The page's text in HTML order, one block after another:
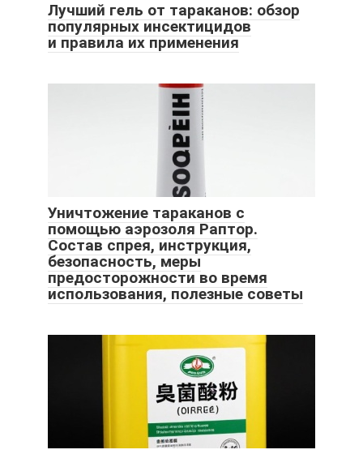
Лучший гель от тараканов: обзор
популярных инсектицидов
и правила их применения
Уничтожение тараканов с
помощью аэрозоля Раптор.
Состав спрея, инструкция,
безопасность, меры
предосторожности во время
использования, полезные советы